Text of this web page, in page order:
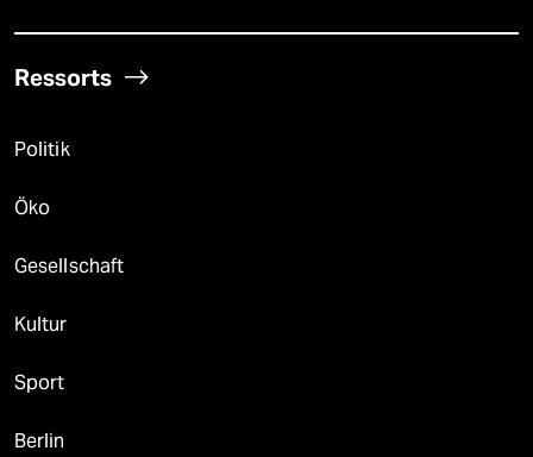
Ressorts
Politik
Öko
Gesellschaft
Kultur
Sport
Berlin